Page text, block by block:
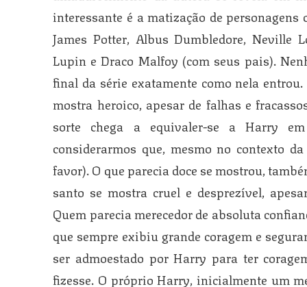
interessante é a matização de
James Potter, Albus Dumbledore, Neville
Lupin e Draco Malfoy (com seus pais).
final da série exatamente como nela
mostra heroico, apesar de falhas e
sorte chega a equivaler-se a Harry
considerarmos que, mesmo no contexto
favor). O que parecia doce se mostrou,
santo se mostra cruel e desprezível,
Quem parecia merecedor de absoluta
que sempre exibiu grande coragem e
ser admoestado por Harry para ter
fizesse. O próprio Harry, inicialmente um